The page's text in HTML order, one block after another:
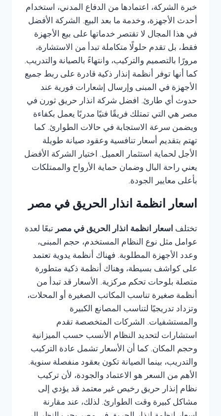
خبرة الشركة، اعتمادها من الدفاع المدني، استخدام
أحدث الأجهزة، وخدمة ما بعد البيع. الشركة الأفضل
في هذا المجال لا تقتصر خدماتها على بيع الأجهزة
فقط، بل تقدم حلولًا متكاملة تبدأ من الاستشارة،
مرورًا بالتصميم والتركيب، وانتهاءً بالصيانة والتدريب.
كما أنها توفر أنظمة إنذار ذكية قادرة على ربط جميع
الأجهزة في المبنى وإرسال إشعارات فورية عند
حدوث أي طارئ. افضل شركة انذار حريق ثورن في
مصر هي التي تمتلك فريقًا فنيًا مدربًا يعمل بكفاءة
ويضمن سرعة الاستجابة في حالات الطوارئ. كما
تهتم بتقديم أسعار تنافسية وعقود صيانة طويلة
الأجل لحماية استثمار العميل. اختيار الشركة الأفضل
يعني راحة البال وضمان حماية الأرواح والممتلكات
بأعلى معايير الجودة.
اسعار انظمة انذار الحريق في مصر
تختلف اسعار انظمة انذار الحريق في مصر تبعًا لعدة
عوامل مثل نوع النظام المستخدم، حجم المبنى،
وعدد الأجهزة المطلوبة. فهناك أنظمة يدوية تعتمد
على كواشف بسيطة، وهناك أنظمة ذكية متطورة
متصلة بلوحات تحكم مركزية. الأسعار قد تبدأ من
أنظمة صغيرة تناسب المكاتب الصغيرة أو المحلات،
وتزداد تدريجيًا لتناسب المصانع الكبيرة
والمستشفيات. الشركات المتخصصة تقدم
استشارات لتحديد النظام الأنسب حسب الميزانية
وحجم المكان. كما أن الأسعار تشمل عادة التركيب
والتدريب، بينما الصيانة تكون بعقود منفصلة سنوية.
الأهم من السعر هو الاعتماد والجودة، لأن تركيب
نظام إنذار حريق رخيص غير معتمد قد يؤدي إلى
مشاكل كبيرة وقت الطوارئ. لذلك، عند مقارنة